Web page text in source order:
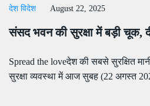
देश विदेश August 22, 2025
संसद भवन की सुरक्षा में बड़ी चूक,
Spread the loveदेश की सबसे सुरक्षित
सुरक्षा व्यवस्था में आज सुबह (22 अगस्त